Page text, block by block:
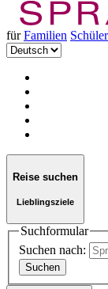
für Familien Schüler
Reise suchen
Lieblingsziele
Suchformular
Suchen nach: